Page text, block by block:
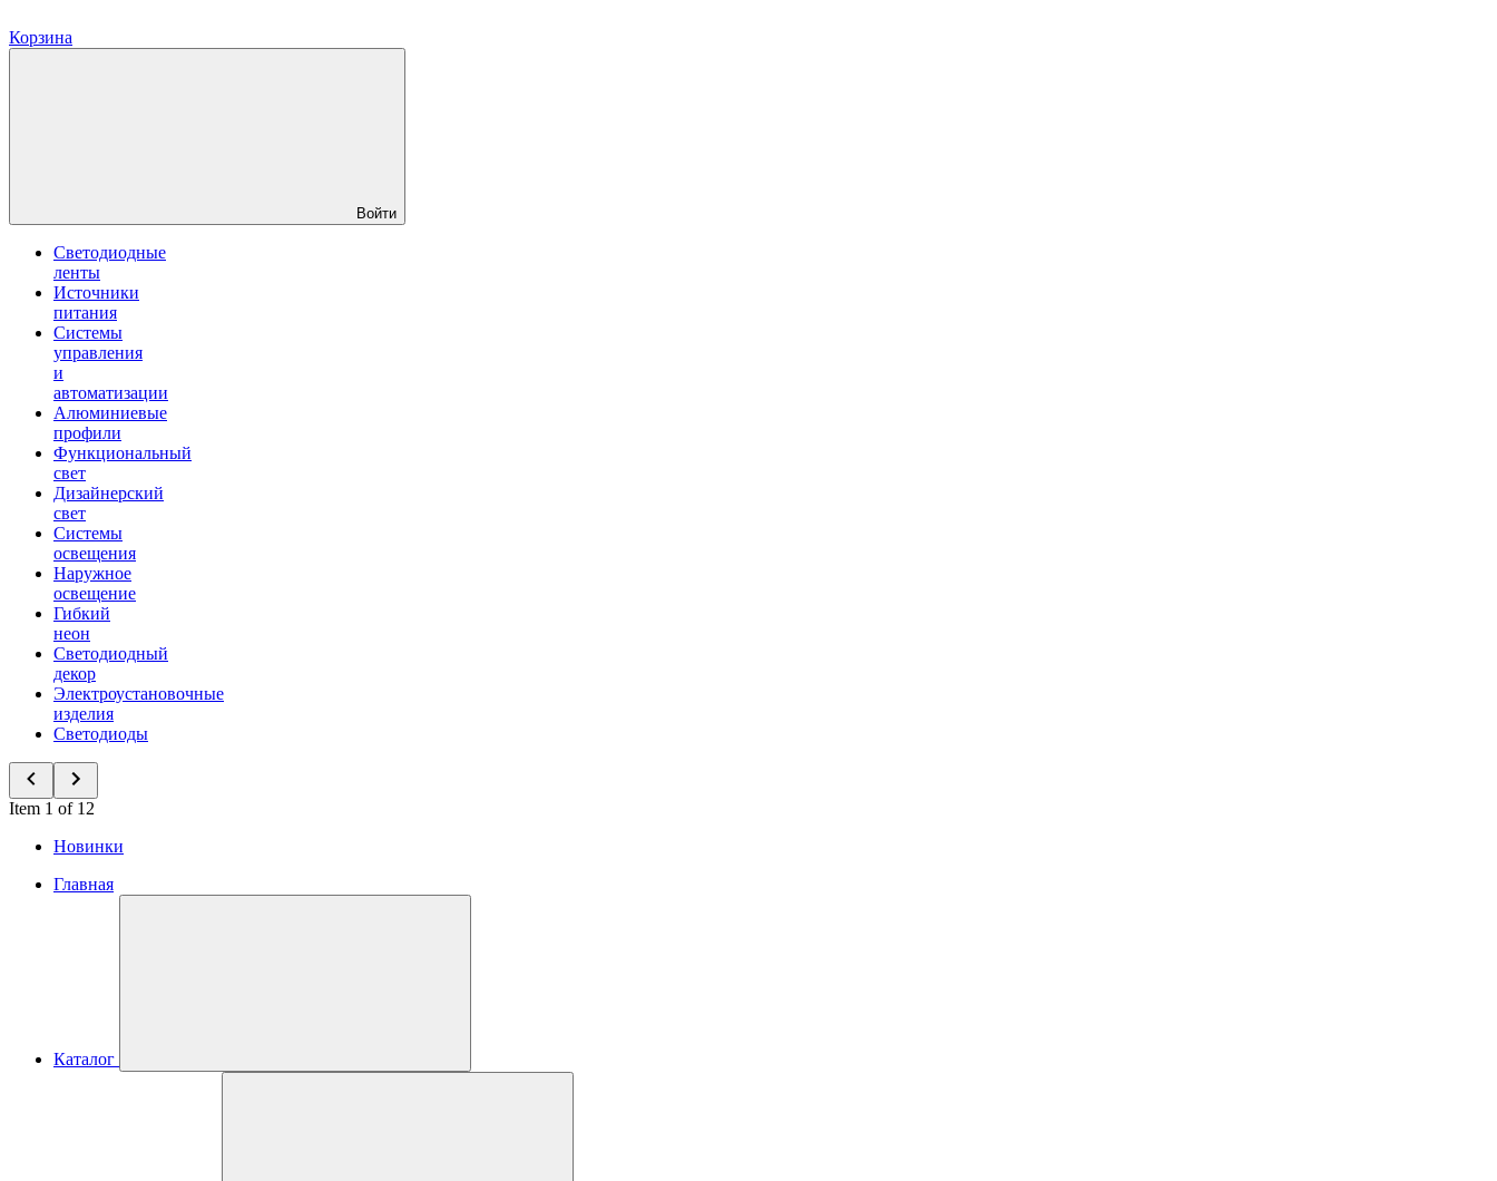
Корзина
Войти
Светодиодные
ленты
Источники
питания
Системы
управления
и
автоматизации
Алюминиевые
профили
Функциональный
свет
Дизайнерский
свет
Системы
освещения
Наружное
освещение
Гибкий
неон
Светодиодный
декор
Электроустановочные
изделия
Светодиоды
Item 1 of 12
Новинки
Главная
Каталог